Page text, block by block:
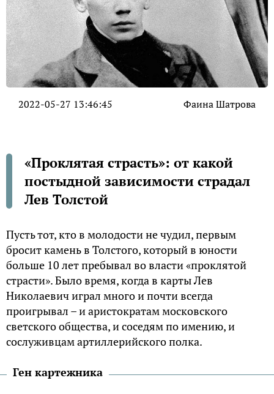
2022-05-27 13:46:45 Фаина Шатрова
«Проклятая страсть»: от какой
постыдной зависимости страдал
Лев Толстой
Пусть тот, кто в молодости не чудил, первым
бросит камень в Толстого, который в юности
больше 10 лет пребывал во власти «проклятой
страсти». Было время, когда в карты Лев
Николаевич играл много и почти всегда
проигрывал – и аристократам московского
светского общества, и соседям по имению, и
сослуживцам артиллерийского полка.
Ген картежника